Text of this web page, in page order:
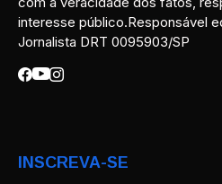
interesse público.Responsável
Jornalista DRT 0095903/SP
INSCREVA-SE